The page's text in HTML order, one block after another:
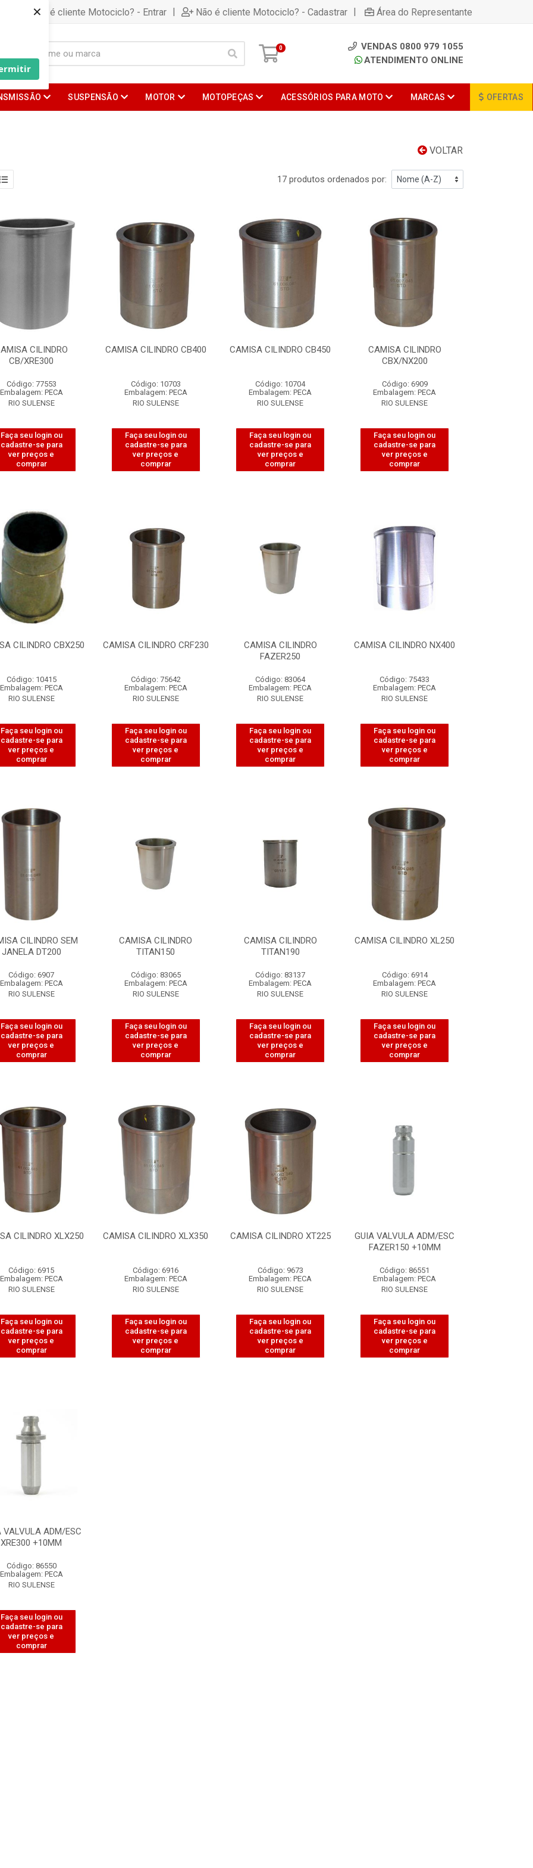
×Já é cliente Motociclo? - Entrar | Não é cliente Motociclo? - Cadastrar | Área do Representante
0
VENDAS 0800 979 1055
ATENDIMENTO ONLINE
SUSPENSÃO MOTOR MOTOPEÇAS ACESSÓRIOS PARA MOTO MARCAS OFERTAS
VOLTAR
17 produtos ordenados por:
CILINDRO
CB/XRE300
Código: 77553
Embalagem: PECA
RIO SULENSE
Faça seu login ou
cadastre-se para
ver preços e
comprar
CAMISA CILINDRO CB400
Código: 10703
Embalagem: PECA
RIO SULENSE
Faça seu login ou
cadastre-se para
ver preços e
comprar
CAMISA CILINDRO CB450
Código: 10704
Embalagem: PECA
RIO SULENSE
Faça seu login ou
cadastre-se para
ver preços e
comprar
CAMISA CILINDRO
CBX/NX200
Código: 6909
Embalagem: PECA
RIO SULENSE
Faça seu login ou
cadastre-se para
ver preços e
comprar
CILINDRO CBX250
Código: 10415
Embalagem: PECA
RIO SULENSE
Faça seu login ou
cadastre-se para
ver preços e
comprar
CAMISA CILINDRO CRF230
Código: 75642
Embalagem: PECA
RIO SULENSE
Faça seu login ou
cadastre-se para
ver preços e
comprar
CAMISA CILINDRO
FAZER250
Código: 83064
Embalagem: PECA
RIO SULENSE
Faça seu login ou
cadastre-se para
ver preços e
comprar
CAMISA CILINDRO NX400
Código: 75433
Embalagem: PECA
RIO SULENSE
Faça seu login ou
cadastre-se para
ver preços e
comprar
CILINDRO SEM
JANELA DT200
Código: 6907
Embalagem: PECA
RIO SULENSE
Faça seu login ou
cadastre-se para
ver preços e
comprar
CAMISA CILINDRO
TITAN150
Código: 83065
Embalagem: PECA
RIO SULENSE
Faça seu login ou
cadastre-se para
ver preços e
comprar
CAMISA CILINDRO
TITAN190
Código: 83137
Embalagem: PECA
RIO SULENSE
Faça seu login ou
cadastre-se para
ver preços e
comprar
CAMISA CILINDRO XL250
Código: 6914
Embalagem: PECA
RIO SULENSE
Faça seu login ou
cadastre-se para
ver preços e
comprar
CILINDRO XLX250
Código: 6915
Embalagem: PECA
RIO SULENSE
Faça seu login ou
cadastre-se para
ver preços e
comprar
CAMISA CILINDRO XLX350
Código: 6916
Embalagem: PECA
RIO SULENSE
Faça seu login ou
cadastre-se para
ver preços e
comprar
CAMISA CILINDRO XT225
Código: 9673
Embalagem: PECA
RIO SULENSE
Faça seu login ou
cadastre-se para
ver preços e
comprar
GUIA VALVULA ADM/ESC
FAZER150 +10MM
Código: 86551
Embalagem: PECA
RIO SULENSE
Faça seu login ou
cadastre-se para
ver preços e
comprar
VALVULA ADM/ESC
XRE300 +10MM
Código: 86550
Embalagem: PECA
RIO SULENSE
Faça seu login ou
cadastre-se para
ver preços e
comprar